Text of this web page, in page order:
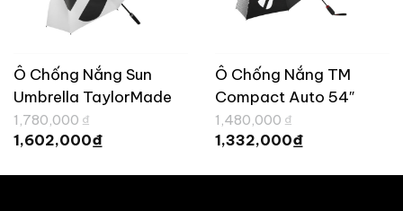
Ô Chống Nắng Sun
Umbrella TaylorMade
1,780,000 ₫
gốc
là:
1,602,000₫
là:
Ô Chống Nắng TM
Compact Auto 54″
1,480,000 ₫
gốc
là:
1,332,000₫
là:
₫.